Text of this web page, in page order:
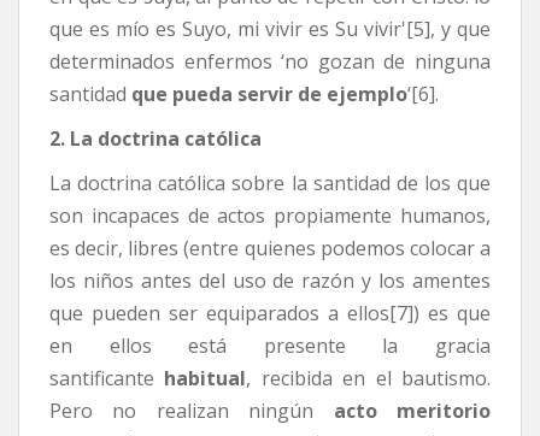
que es mío es Suyo, mi vivir es Su vivir'[5], y que
determinados enfermos ‘no gozan de ninguna
santidad que pueda servir de ejemplo‘[6].
2. La doctrina católica
La doctrina católica sobre la santidad de los que
son incapaces de actos propiamente humanos,
es decir, libres (entre quienes podemos colocar a
los niños antes del uso de razón y los amentes
que pueden ser equiparados a ellos[7]) es que
en ellos está presente la gracia
santificante habitual, recibida en el bautismo.
Pero no realizan ningún acto meritorio